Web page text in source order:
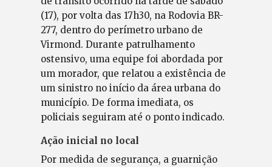
(17), por volta das 17h30, na Rodovia BR-
277, dentro do perímetro urbano de
Virmond. Durante patrulhamento
ostensivo, uma equipe foi abordada por
um morador, que relatou a existência de
um sinistro no início da área urbana do
município. De forma imediata, os
policiais seguiram até o ponto indicado.
Ação inicial no local
Por medida de segurança, a guarnição